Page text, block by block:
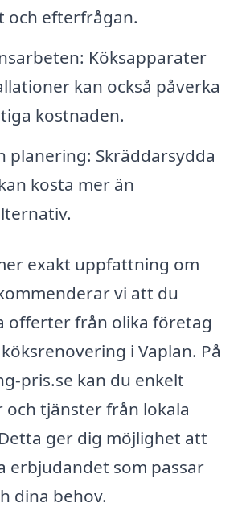
och efterfrågan.
Köksapparater
kan också påverka
kostnaden.
planering: Skräddarsydda
kosta mer än
exakt uppfattning om
vi att du
offerter från olika företag
i Vaplan. På
pris.se kan du enkelt
och tjänster från lokala
ger dig möjlighet att
erbjudandet som passar
dina behov.